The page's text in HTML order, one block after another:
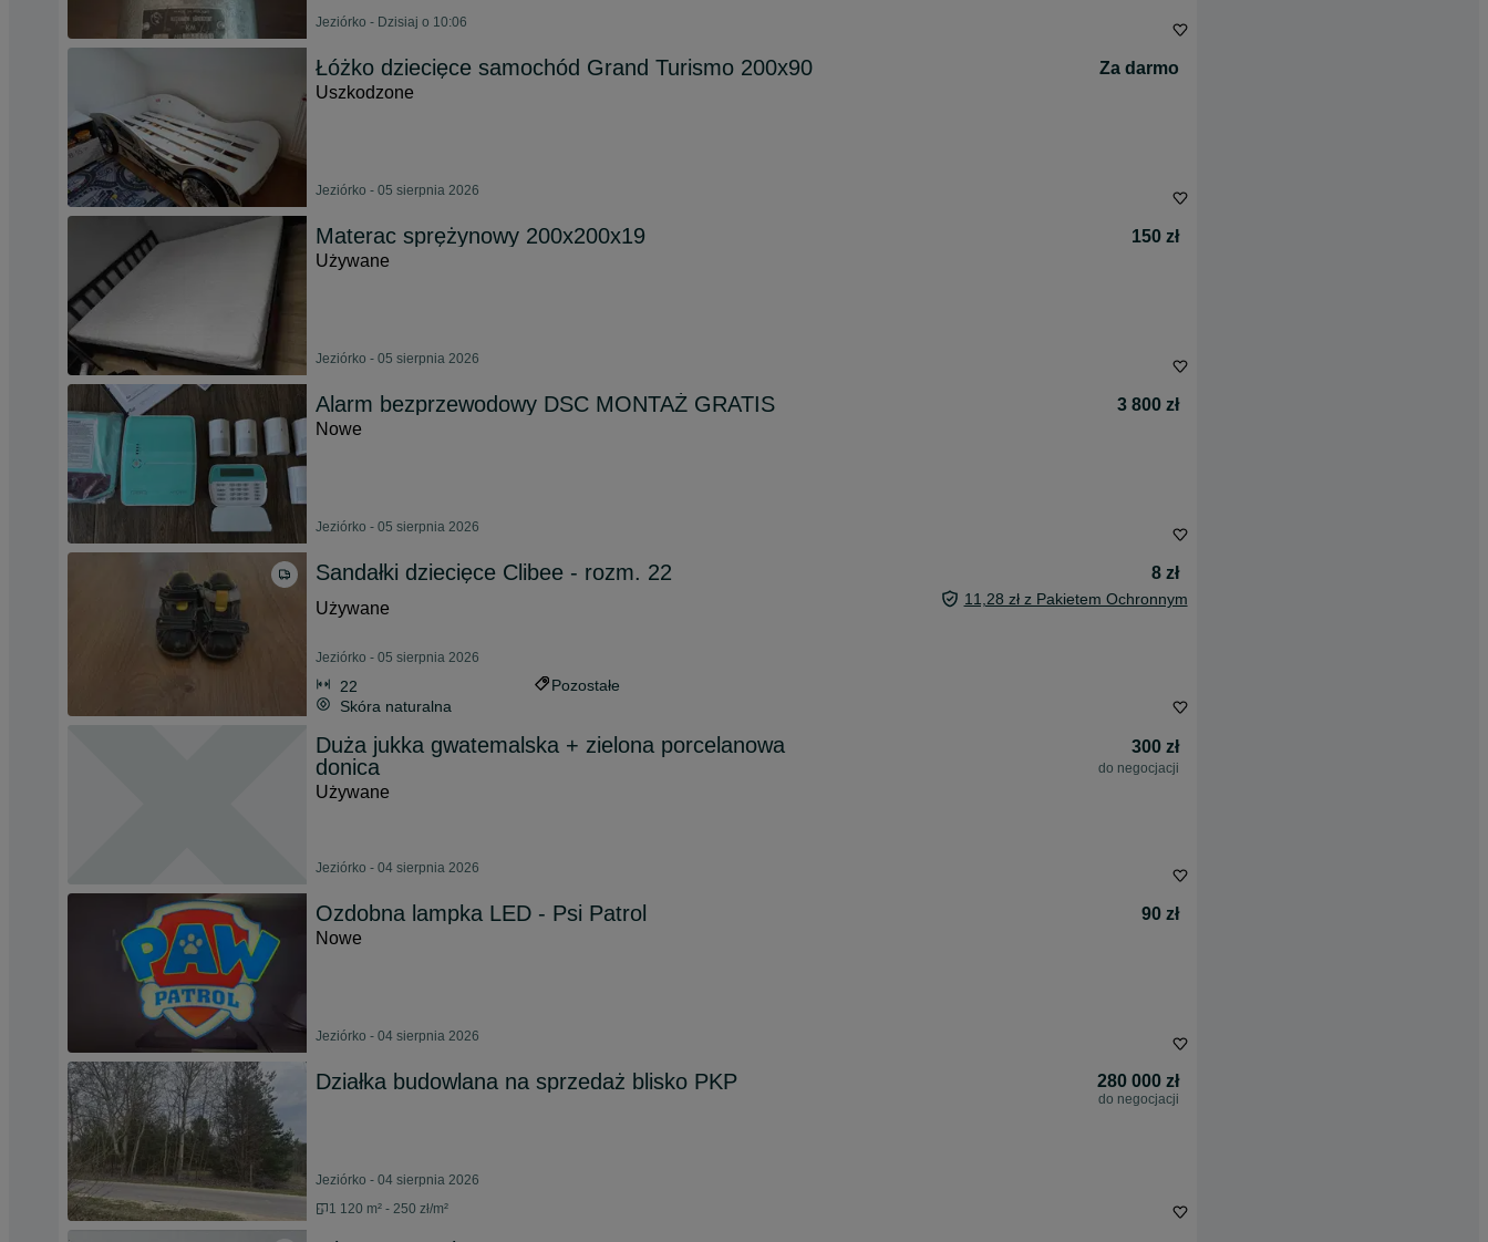
Jeziórko - Dzisiaj o 10:06
Łóżko dziecięce samochód Grand Turismo 200x90
Za darmo
Uszkodzone
Jeziórko - 05 sierpnia 2026
Materac sprężynowy 200x200x19
150 zł
Używane
Jeziórko - 05 sierpnia 2026
Alarm bezprzewodowy DSC MONTAŻ GRATIS
3 800 zł
Nowe
Jeziórko - 05 sierpnia 2026
Sandałki dziecięce Clibee - rozm. 22
8 zł
Używane
11,28 zł z Pakietem Ochronnym
Jeziórko - 05 sierpnia 2026
22
Pozostałe
Skóra naturalna
Duża jukka gwatemalska + zielona porcelanowa
donica
300 zł
do negocjacji
Używane
Jeziórko - 04 sierpnia 2026
Ozdobna lampka LED - Psi Patrol
90 zł
Nowe
Jeziórko - 04 sierpnia 2026
Działka budowlana na sprzedaż blisko PKP 280 000 zł
do negocjacji
Jeziórko - 04 sierpnia 2026
1 120 m² - 250 zł/m²